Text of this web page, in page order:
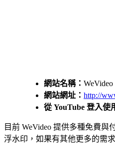
網站名稱： WeVideo
網站網址： http://
從 YouTube 登入使
目前 WeVideo 提供多種免費
浮水印，如果有其他更多的需